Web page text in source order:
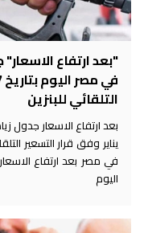
"بعد ارتفاع
التلقائي للبنزين
بعد ارتفاع الاسعار جدول
يناير وفق قرار التسعير
في مصر بعد ارتفاع
اليوم